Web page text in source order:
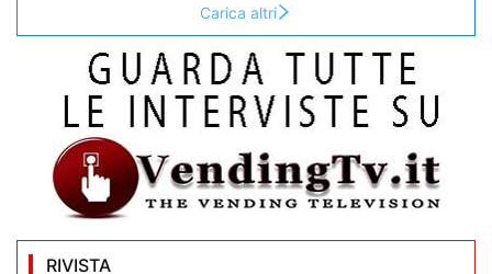
Carica altri
RIVISTA